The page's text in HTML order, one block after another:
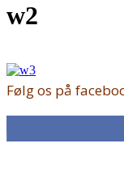
w2
Følg os på